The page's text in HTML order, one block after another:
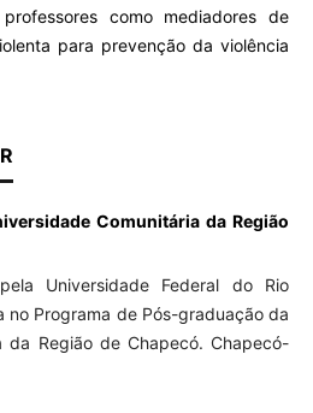
como mediadores de
para prevenção da violência
Comunitária da Região
Universidade Federal do Rio
no Programa de Pós-graduação da
da Região de Chapecó. Chapecó-